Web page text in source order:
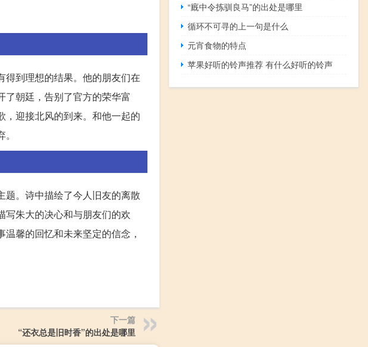
得到理想的结果。他的朋友们在
朝廷，告别了官方的荣华富
，迎接北风的到来。和他一起的
题。诗中描绘了今人旧友的离散
写朱大的决心和与朋友们的欢
馨的回忆和未来坚定的信念，
下一篇
“还衣总是旧时香”的出处是哪里
“廐中令拣驯良马”的出处是哪里
循环不可寻的上一句是什么
元宵食物的特点
苹果好听的铃声推荐 有什么好听的铃声